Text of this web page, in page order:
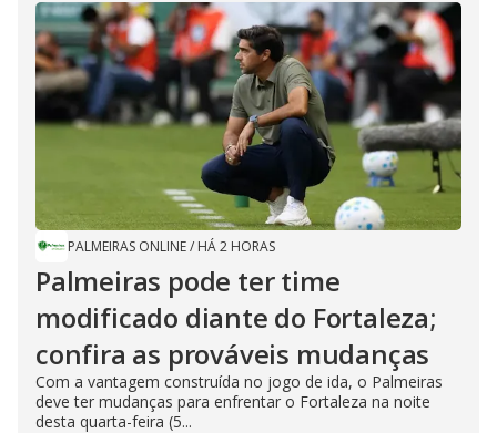
PALMEIRAS ONLINE/ HÁ 2 HORAS
Palmeiras pode ter time
modificado diante do Fortaleza;
confira as prováveis mudanças
Com a vantagem construída no jogo de ida, o Palmeiras
deve ter mudanças para enfrentar o Fortaleza na noite
desta quarta-feira (5...